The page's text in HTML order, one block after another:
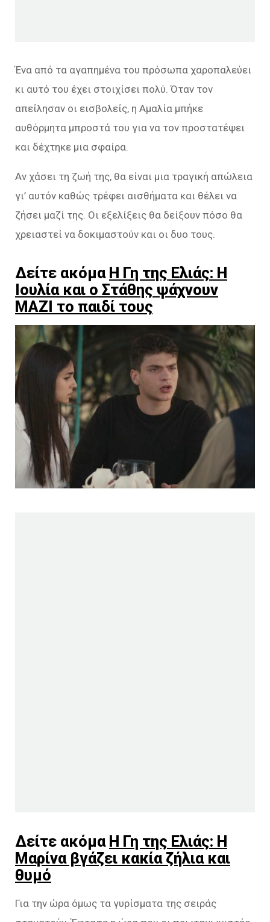
Ένα από τα αγαπημένα του πρόσωπα χαροπαλεύει
κι αυτό του έχει στοιχίσει πολύ. Όταν τον
απείλησαν οι εισβολείς, η Αμαλία μπήκε
αυθόρμητα μπροστά του για να τον προστατέψει
και δέχτηκε μια σφαίρα.
Αν χάσει τη ζωή της, θα είναι μια τραγική απώλεια
γι’ αυτόν καθώς τρέφει αισθήματα και θέλει να
ζήσει μαζί της. Οι εξελίξεις θα δείξουν πόσο θα
χρειαστεί να δοκιμαστούν και οι δυο τους.
Δείτε ακόμα Η Γη της Ελιάς: Η
Ιουλία και ο Στάθης ψάχνουν
ΜΑΖΙ το παιδί τους
Δείτε ακόμα Η Γη της Ελιάς: Η
Μαρίνα βγάζει κακία ζήλια και
θυμό
Για την ώρα όμως τα γυρίσματα της σειράς